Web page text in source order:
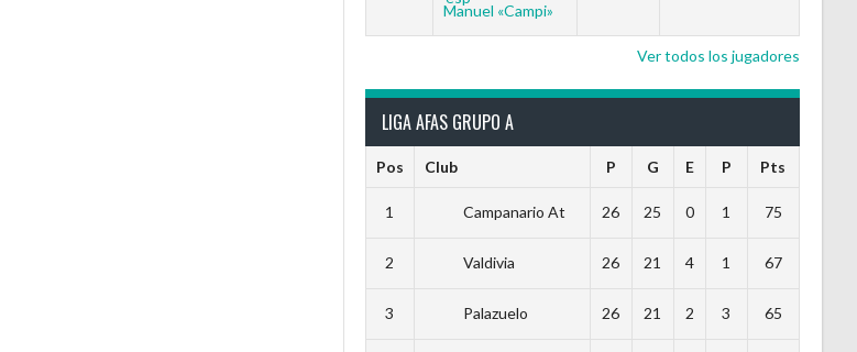
Manuel «Campi»
Ver todos los jugadores
LIGA AFAS GRUPO A
Pos Club P G E P Pts
1 Campanario At 26 25 0 1 75
2 Valdivia 26 21 4 1 67
3 Palazuelo 26 21 2 3 65